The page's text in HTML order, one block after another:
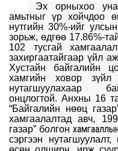
Эх орныхоо ун
амьтныг үр хойчдоо
нутгийн 30%-ийг
зорьж, өдгөө 17.86%-
102 тусгай
захиргаатайгаар үйл
Хустайн байгалийн
хамгийн ховор зүйл
нутагшуулахаар
онцлогтой. Анхны 16
“Байгалийн нөөц
хамгаалалтад авч,
газар” болгон
сэргээн